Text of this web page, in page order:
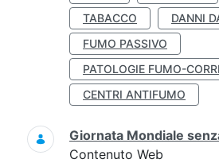
TABACCO
DANNI
FUMO PASSIVO
PATOLOGIE FUMO-
CENTRI ANTIFUMO
Giornata Mondiale
Contenuto Web